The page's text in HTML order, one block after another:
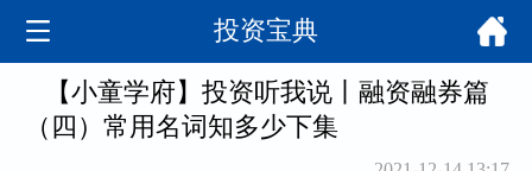
投资宝典
【小童学府】投资听我说丨融资融券篇
（四）常用名词知多少下集